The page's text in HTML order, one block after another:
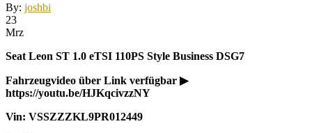
By: joshbi
23
Mrz
Seat Leon ST 1.0 eTSI 110PS Style Business DSG7
Fahrzeugvideo über Link verfügbar ▶
https://youtu.be/HJKqcivzzNY
Vin: VSSZZZKL9PR012449